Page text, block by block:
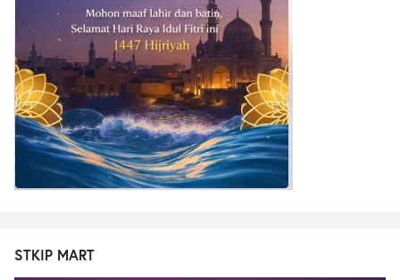
STKIP MART